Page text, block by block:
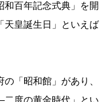
和百年記念式典」を開
天皇誕生日」といえば
「昭和館」があり、
度の黄金時代」とい